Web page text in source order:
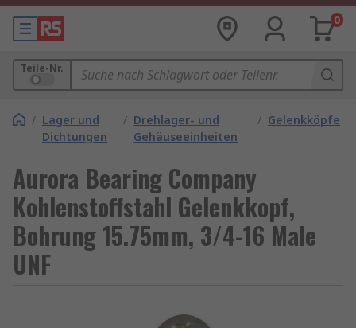
0
Teile-Nr.
/ Lager und
Dichtungen
/ Drehlager- und
Gehäuseeinheiten
/ Gelenkköpfe
Aurora Bearing Company
Kohlenstoffstahl Gelenkkopf,
Bohrung 15.75mm, 3/4-16 Male
UNF